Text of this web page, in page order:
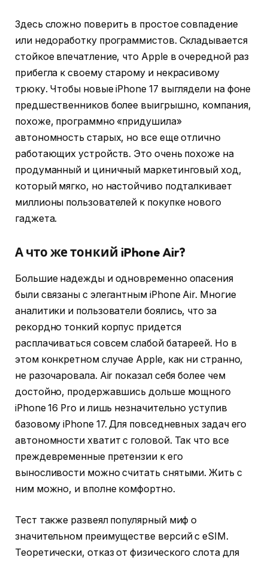
Здесь сложно поверить в простое совпадение
или недоработку программистов. Складывается
стойкое впечатление, что Apple в очередной раз
прибегла к своему старому и некрасивому
трюку. Чтобы новые iPhone 17 выглядели на фоне
предшественников более выигрышно, компания,
похоже, программно «придушила»
автономность старых, но все еще отлично
работающих устройств. Это очень похоже на
продуманный и циничный маркетинговый ход,
который мягко, но настойчиво подталкивает
миллионы пользователей к покупке нового
гаджета.
А что же тонкий iPhone Air?
Большие надежды и одновременно опасения
были связаны с элегантным iPhone Air. Многие
аналитики и пользователи боялись, что за
рекордно тонкий корпус придется
расплачиваться совсем слабой батареей. Но в
этом конкретном случае Apple, как ни странно,
не разочаровала. Air показал себя более чем
достойно, продержавшись дольше мощного
iPhone 16 Pro и лишь незначительно уступив
базовому iPhone 17. Для повседневных задач его
автономности хватит с головой. Так что все
преждевременные претензии к его
выносливости можно считать снятыми. Жить с
ним можно, и вполне комфортно.
Тест также развеял популярный миф о
значительном преимуществе версий с eSIM.
Теоретически, отказ от физического слота для